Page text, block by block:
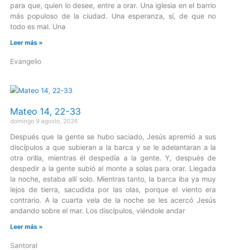
para que, quien lo desee, entre a orar. Una iglesia en el barrio
más populoso de la ciudad. Una esperanza, sí, de que no
todo es mal. Una
Leer más »
Evangelio
Mateo 14, 22-33
domingo 9 agosto, 2026
Después que la gente se hubo saciado, Jesús apremió a sus
discípulos a que subieran a la barca y se le adelantaran a la
otra orilla, mientras él despedía a la gente. Y, después de
despedir a la gente subió al monte a solas para orar. Llegada
la noche, estaba allí solo. Mientras tanto, la barca iba ya muy
lejos de tierra, sacudida por las olas, porque el viento era
contrario. A la cuarta vela de la noche se les acercó Jesús
andando sobre el mar. Los discípulos, viéndole andar
Leer más »
Santoral